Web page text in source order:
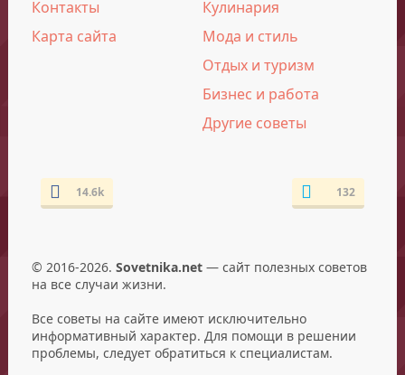
Контакты
Карта сайта
Кулинария
Мода и стиль
Отдых и туризм
Бизнес и работа
Другие советы
14.6k 132
© 2016-2026. Sovetnika.net— сайт полезных советов
на все случаи жизни.
Все советы на сайте имеют исключительно
информативный характер. Для помощи в решении
проблемы, следует обратиться к специалистам.